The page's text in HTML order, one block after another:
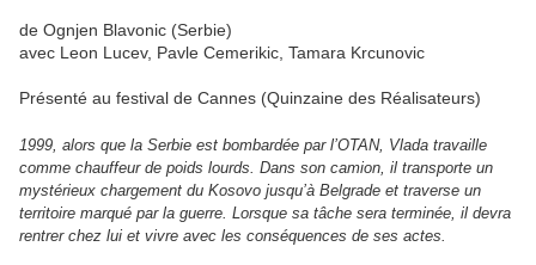
de Ognjen Blavonic (Serbie)
avec Leon Lucev, Pavle Cemerikic, Tamara Krcunovic
Présenté au festival de Cannes (Quinzaine des Réalisateurs)
1999, alors que la Serbie est bombardée par l’OTAN, Vlada travaille
comme chauffeur de poids lourds. Dans son camion, il transporte un
mystérieux chargement du Kosovo jusqu’à Belgrade et traverse un
territoire marqué par la guerre. Lorsque sa tâche sera terminée, il devra
rentrer chez lui et vivre avec les conséquences de ses actes.